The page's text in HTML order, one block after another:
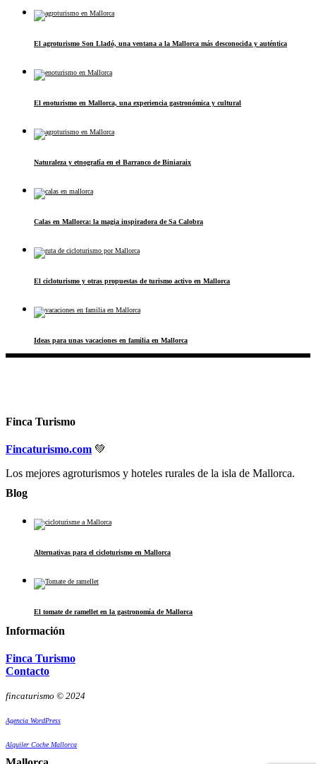
El agroturismo Son Lladó, una ventana a la Mallorca más desconocida y auténtica
El enoturismo en Mallorca, una experiencia gastronómica y cultural
Naturaleza y etnografía en el Barranco de Biniaraix
Calas en Mallorca: la magia inspiradora de Sa Calobra
El cicloturismo y otras propuestas de turismo activo en Mallorca
Ideas para unas vacaciones en familia en Mallorca
Finca Turismo
Fincaturismo.com 💚
Los mejores agroturismos y hoteles rurales de la isla de Mallorca.
Blog
Alternativas para el cicloturismo en Mallorca
El tomate de ramellet en la gastronomía de Mallorca
Información
Finca Turismo
Contacto
fincaturismo © 2024
Agencia WordPress
Alquiler Coche Mallorca